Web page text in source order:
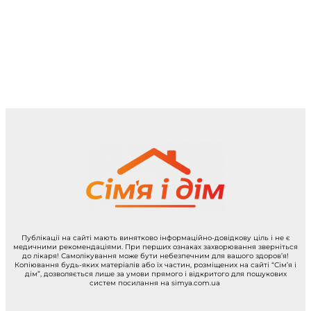
Публікації на сайті мають винятково інформаційно-довідкову ціль і не є
медичними рекомендаціями. При перших ознаках захворювання зверніться
до лікаря! Самолікування може бути небезпечним для вашого здоров’я!
Копіювання будь-яких матеріалів або їх частин, розміщених на сайті “Сім’я і
дім”, дозволяється лише за умови прямого і відкритого для пошукових
систем посилання на simya.com.ua